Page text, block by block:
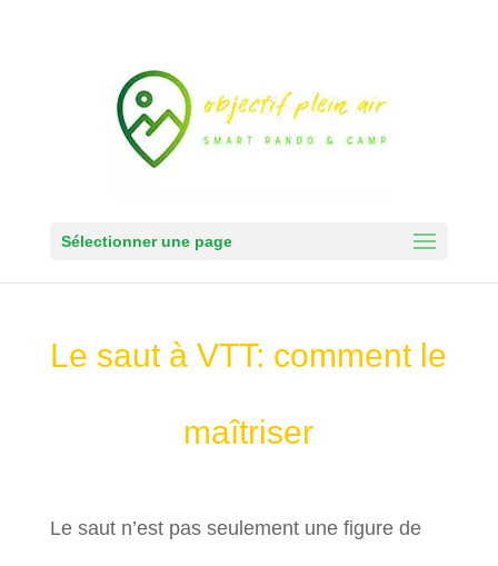
Sélectionner une page
Le saut à VTT: comment le
maîtriser
Le saut n’est pas seulement une figure de